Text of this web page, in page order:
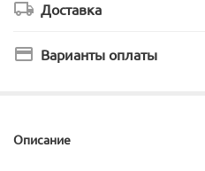
Доставка
Варианты оплаты
Описание